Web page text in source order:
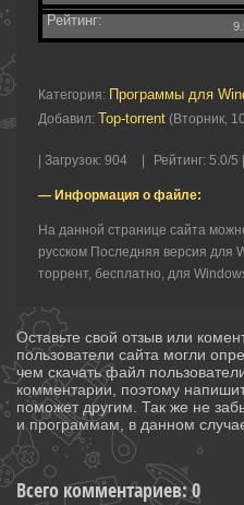
Рейтинг:
Категория: Программы для
Добавил: Top-torrent (Вторник,
Загрузок: 904 Рейтинг: 5.0/5 |
— Информация о файле:
На данной странице сайта
русском Последняя версия для
торрент, бесплатно, для
Оставьте свой отзыв или
пользователи сайта могли
чем скачать файл
комментарии, поэтому
поможет другим. Так же не
и программам, в данном
Всего комментариев:0